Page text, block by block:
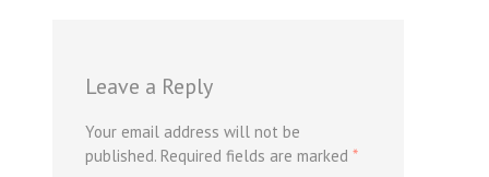
Leave a Reply
Your email address will not be
published. Required fields are marked *